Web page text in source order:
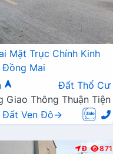
Mặt Trục Chính Kinh
Đồng Mai
Đất Thổ Cư
Giao Thông Thuận Tiện
Đất Ven Đô→
Đ 871